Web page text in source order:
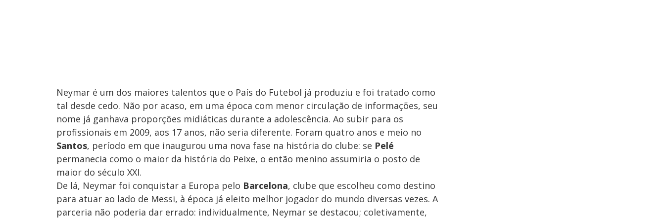
Neymar é um dos maiores talentos que o País do Futebol já produziu e foi tratado como
tal desde cedo. Não por acaso, em uma época com menor circulação de informações, seu
nome já ganhava proporções midiáticas durante a adolescência. Ao subir para os
profissionais em 2009, aos 17 anos, não seria diferente. Foram quatro anos e meio no
Santos, período em que inaugurou uma nova fase na história do clube: se Pelé
permanecia como o maior da história do Peixe, o então menino assumiria o posto de
maior do século XXI.
De lá, Neymar foi conquistar a Europa pelo Barcelona, clube que escolheu como destino
para atuar ao lado de Messi, à época já eleito melhor jogador do mundo diversas vezes. A
parceria não poderia dar errado: individualmente, Neymar se destacou; coletivamente,